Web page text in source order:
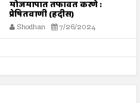
सूरह बनीइस्राईल : : ईशवाणी
(दिव्य कुरआन)
Shodhan 7/26/2024